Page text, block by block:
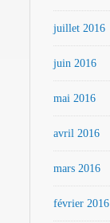
juillet 2016
juin 2016
mai 2016
avril 2016
mars 2016
février 2016